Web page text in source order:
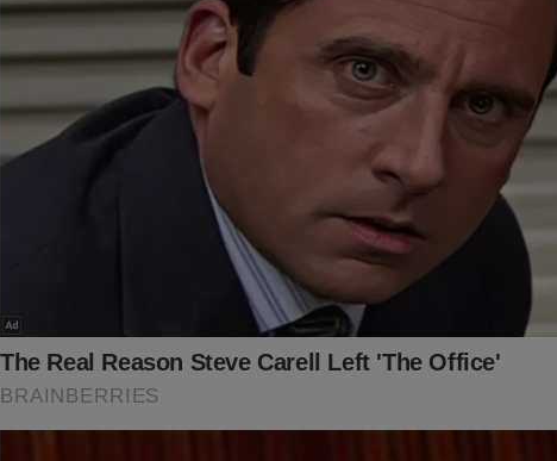
Uma verdadeira “surra” de audiência!
Caso tenha perdido a estreia do 'Direto ao Ponto', assista na íntegra: